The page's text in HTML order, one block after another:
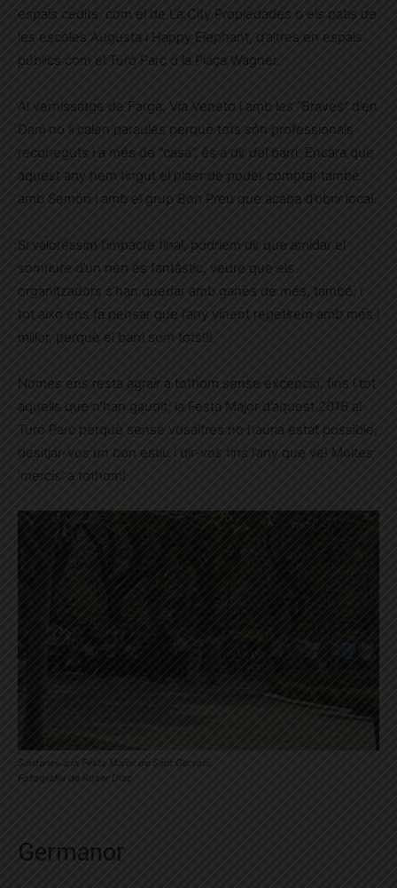
espais cedits, com el de La City Propiedades o els patis de
les escoles Augusta i Happy Elephant, d’altres en espais
públics com el Turó Parc o la Plaça Wagner.
Al vernissatge de Farga, Via Veneto i amb les “Braves” d’en
Dani no li calen paraules perquè tots són professionals
reconeguts i a més de “casa”, és a dir del barri. Encara que
aquest any hem tingut el plaer de poder comptar també
amb Semón i amb el grup Bon Preu que acaba d’obrir local.
Si valoréssim l’impacte final, podríem dir que amidar el
somriure d’un nen és fantàstic, veure que els
organitzadors s’han quedar amb ganes de més, també, i
tot això ens fa pensar que l’any vinent repetirem amb més i
millor, perquè el barri som tots!!!
Només ens resta agrair a tothom sense excepció, fins i tot
aquells que n’han gaudit, la Festa Major d’aquest 2016 al
Turó Parc perquè sense vosaltres no hauria estat possible,
desitjar-vos un bon estiu i dir-vos fins l’any que ve! Moltes
‘mercis’ a tothom!
Sardanes a la Festa Major de Sant Gervasi.
Fotografia de Roser Díaz
Germanor